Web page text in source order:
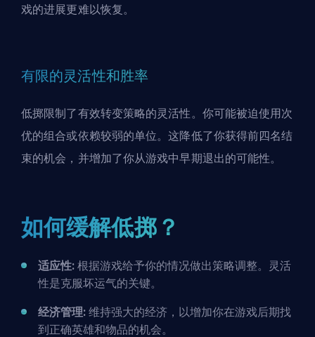
戏的进展更难以恢复。
有限的灵活性和胜率
低掷限制了有效转变策略的灵活性。你可能被迫使用次
优的组合或依赖较弱的单位。这降低了你获得前四名结
束的机会，并增加了你从游戏中早期退出的可能性。
如何缓解低掷？
适应性:根据游戏给予你的情况做出策略调整。灵活
性是克服坏运气的关键。
经济管理:维持强大的经济，以增加你在游戏后期找
到正确英雄和物品的机会。